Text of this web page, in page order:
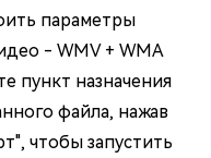
параметры
- WMV + WMA
пункт назначения
файла, нажав
чтобы запустить